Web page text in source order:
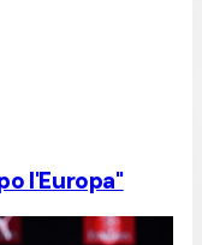
l'Europa"